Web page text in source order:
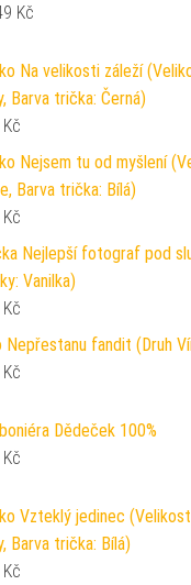
Kč
Na velikosti záleží
Barva trička: Černá)
Kč
Nejsem tu od myšlení
Barva trička: Bílá)
Kč
Nejlepší fotograf pod
Vanilka)
Kč
Nepřestanu fandit (Druh
Kč
Dědeček 100%
Kč
Vzteklý jedinec
Barva trička: Bílá)
Kč